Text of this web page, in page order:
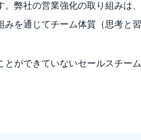
弊社の営業強化の取り組みは
を通じてチーム体質（思考と
ができていないセールスチー